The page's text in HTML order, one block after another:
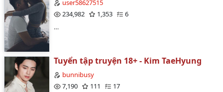
user58627515
234,982
1,353
6
…
Tuyển tập truyện 18+ - Kim TaeHyung
bunnibusy
7,190
111
17